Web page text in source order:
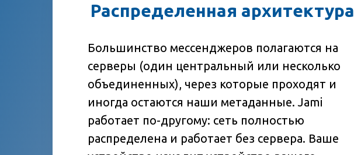
Распределенная архитектура
Большинство мессенджеров полагаются на
серверы (один центральный или несколько
объединенных), через которые проходят и
иногда остаются наши метаданные. Jami
работает по-другому: сеть полностью
распределена и работает без сервера. Ваше